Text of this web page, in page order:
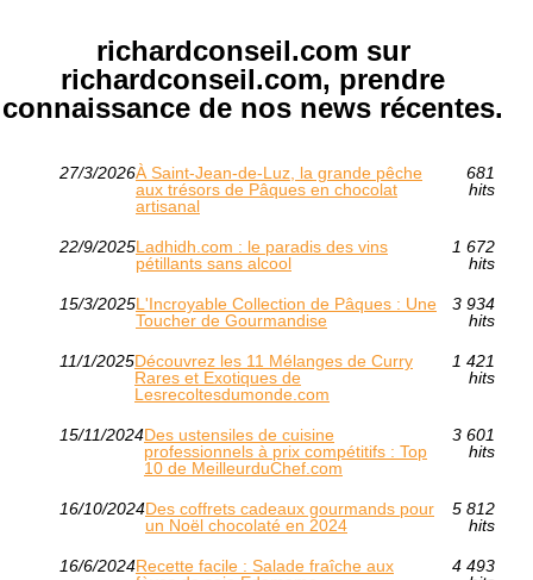
richardconseil.com sur
richardconseil.com, prendre
connaissance de nos news récentes.
27/3/2026À Saint‑Jean‑de‑Luz, la grande pêche
aux trésors de Pâques en chocolat
artisanal
681
hits
22/9/2025Ladhidh.com : le paradis des vins
pétillants sans alcool
1 672
hits
15/3/2025L'Incroyable Collection de Pâques : Une
Toucher de Gourmandise
3 934
hits
11/1/2025Découvrez les 11 Mélanges de Curry
Rares et Exotiques de
Lesrecoltesdumonde.com
1 421
hits
15/11/2024Des ustensiles de cuisine
professionnels à prix compétitifs : Top
10 de MeilleurduChef.com
3 601
hits
16/10/2024Des coffrets cadeaux gourmands pour
un Noël chocolaté en 2024
5 812
hits
16/6/2024Recette facile : Salade fraîche aux
4 493